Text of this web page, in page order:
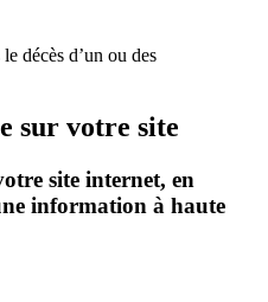
décès d’un ou des
sur votre site
site internet, en
information à haute